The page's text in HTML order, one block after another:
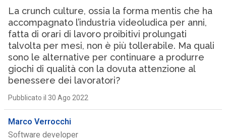
La crunch culture, ossia la forma mentis che ha
accompagnato l’industria videoludica per anni,
fatta di orari di lavoro proibitivi prolungati
talvolta per mesi, non è più tollerabile. Ma quali
sono le alternative per continuare a produrre
giochi di qualità con la dovuta attenzione al
benessere dei lavoratori?
Pubblicato il 30 Ago 2022
Marco Verrocchi
Software developer